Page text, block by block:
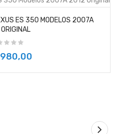
ES 350 MODELOS 2007A